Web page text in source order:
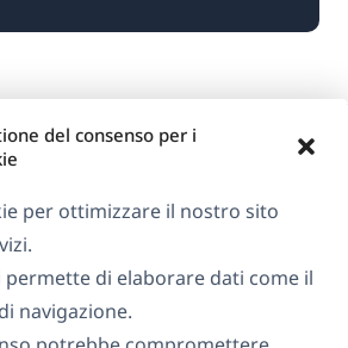
del consenso per i
per ottimizzare il nostro sito
di elaborare dati come il
navigazione.
Informativa sulla Privacy